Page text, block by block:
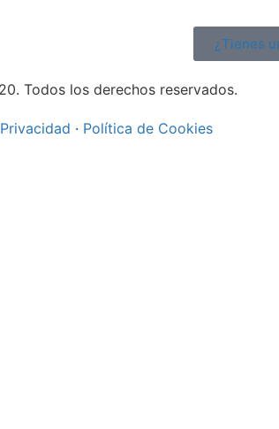
¿Tienes
Todos los derechos reservados.
· Política de Cookies